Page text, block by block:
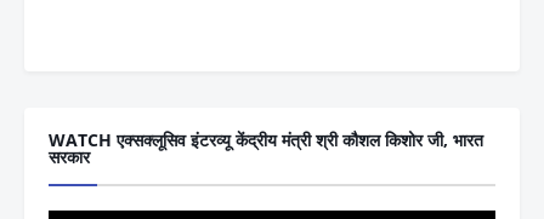
WATCH एक्सक्लूसिव इंटरव्यू केंद्रीय मंत्री श्री कौशल किशोर जी, भारत
सरकार